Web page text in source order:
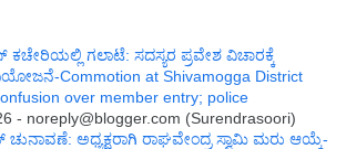
ಕಚೇರಿಯಲ್ಲಿ ಗಲಾಟೆ: ಸದಸ್ಯರ ಪ್ರವೇಶ ವಿಚಾರಕ್ಕೆ
Commotion at Shivamogga District
over member entry; police
- noreply@blogger.com (Surendrasoori)
ಅಧ್ಯಕ್ಷರಾಗಿ ರಾಘವೇಂದ್ರ ಸ್ವಾಮಿ ಮರು ಆಯ್ಕೆ-